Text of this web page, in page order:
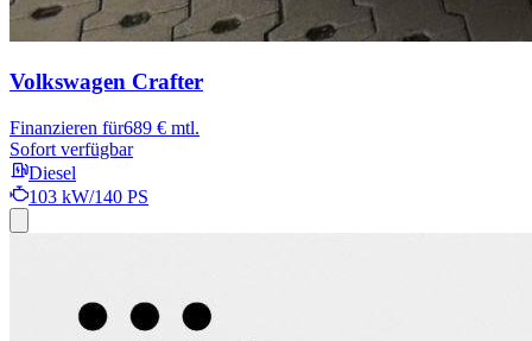
Volkswagen Crafter
Finanzieren für689 € mtl.
Sofort verfügbar
Diesel
103 kW/140 PS